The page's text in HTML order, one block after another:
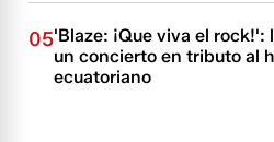
05'Blaze: ¡Que viva el
un concierto en tributo al
ecuatoriano